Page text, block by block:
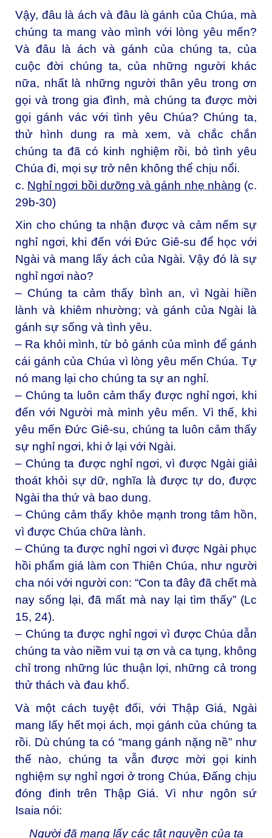
Vậy, đâu là ách và đâu là gánh của Chúa, mà
chúng ta mang vào mình với lòng yêu mến?
Và đâu là ách và gánh của chúng ta, của
cuộc đời chúng ta, của những người khác
nữa, nhất là những người thân yêu trong ơn
gọi và trong gia đình, mà chúng ta được mời
gọi gánh vác với tình yêu Chúa? Chúng ta,
thử hình dung ra mà xem, và chắc chắn
chúng ta đã có kinh nghiệm rồi, bỏ tình yêu
Chúa đi, mọi sự trở nên không thể chịu nổi.
c. Nghỉ ngơi bồi dưỡng và gánh nhẹ nhàng (c.
29b-30)
Xin cho chúng ta nhận được và cảm nếm sự
nghỉ ngơi, khi đến với Đức Giê-su để học với
Ngài và mang lấy ách của Ngài. Vậy đó là sự
nghỉ ngơi nào?
– Chúng ta cảm thấy bình an, vì Ngài hiền
lành và khiêm nhường; và gánh của Ngài là
gánh sự sống và tình yêu.
– Ra khỏi mình, từ bỏ gánh của mình để gánh
cái gánh của Chúa vì lòng yêu mến Chúa. Tự
nó mang lại cho chúng ta sự an nghỉ.
– Chúng ta luôn cảm thấy được nghỉ ngơi, khi
đến với Người mà mình yêu mến. Vì thế, khi
yêu mến Đức Giê-su, chúng ta luôn cảm thấy
sự nghỉ ngơi, khi ở lại với Ngài.
– Chúng ta được nghỉ ngơi, vì được Ngài giải
thoát khỏi sự dữ, nghĩa là được tự do, được
Ngài tha thứ và bao dung.
– Chúng cảm thấy khỏe mạnh trong tâm hồn,
vì được Chúa chữa lành.
– Chúng ta được nghỉ ngơi vì được Ngài phục
hồi phẩm giá làm con Thiên Chúa, như người
cha nói với người con: “Con ta đây đã chết mà
nay sống lại, đã mất mà nay lại tìm thấy” (Lc
15, 24).
– Chúng ta được nghỉ ngơi vì được Chúa dẫn
chúng ta vào niềm vui tạ ơn và ca tụng, không
chỉ trong những lúc thuận lợi, những cả trong
thử thách và đau khổ.
Và một cách tuyệt đối, với Thập Giá, Ngài
mang lấy hết mọi ách, mọi gánh của chúng ta
rồi. Dù chúng ta có “mang gánh nặng nề” như
thế nào, chúng ta vẫn được mời gọi kinh
nghiệm sự nghỉ ngơi ở trong Chúa, Đấng chịu
đóng đinh trên Thập Giá. Vì như ngôn sứ
Isaia nói:
Người đã mang lấy các tật nguyền của ta